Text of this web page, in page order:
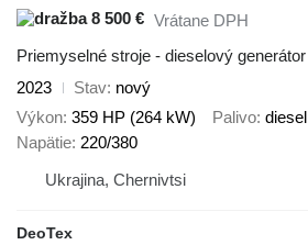
8 500 € Vrátane DPH
Priemyselné stroje - dieselový generátor
2023
Stav nový
Výkon 359 HP (264 kW) Palivo diesel
Napätie 220/380
Ukrajina, Chernivtsi
DeoTex